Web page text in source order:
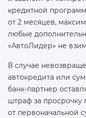
кредитной
от 2 месяцев,
любые
«АвтоЛидер» не
В случае
автокредита или
банк-партнер
штраф за просрочку
от первоначальной